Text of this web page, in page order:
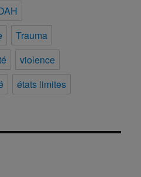
Trauma
violence
états limites